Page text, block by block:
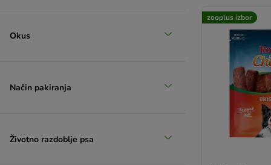
Okus
Način pakiranja
Životno razdoblje psa
zooplus izbor